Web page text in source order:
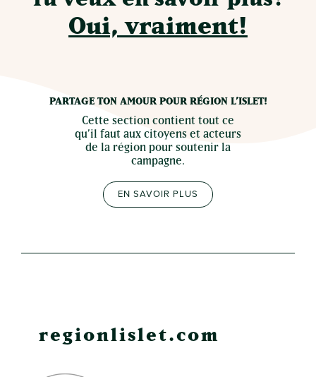
Oui, vraiment!
PARTAGE TON AMOUR POUR RÉGION L’ISLET!
Cette section contient tout ce
qu’il faut aux citoyens et acteurs
de la région pour soutenir la
campagne.
EN SAVOIR PLUS
regionlislet.com